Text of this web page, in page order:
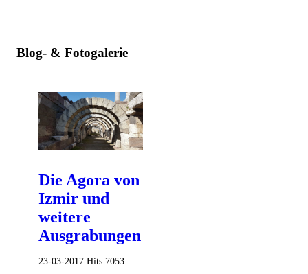
Blog- & Fotogalerie
Die Agora von
Izmir und
weitere
Ausgrabungen
23-03-2017 Hits:7053